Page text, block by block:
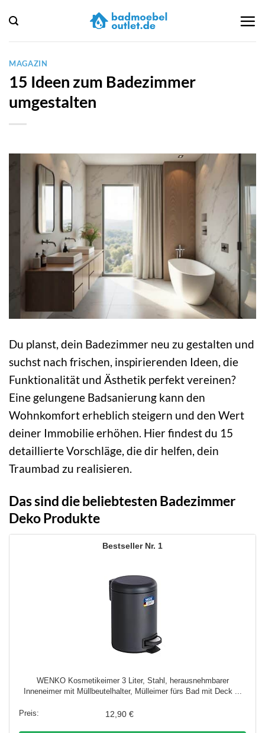
Inhalt
springen
MAGAZIN
15 Ideen zum Badezimmer
umgestalten
Du planst, dein Badezimmer neu zu gestalten und
suchst nach frischen, inspirierenden Ideen, die
Funktionalität und Ästhetik perfekt vereinen?
Eine gelungene Badsanierung kann den
Wohnkomfort erheblich steigern und den Wert
deiner Immobilie erhöhen. Hier findest du 15
detaillierte Vorschläge, die dir helfen, dein
Traumbad zu realisieren.
Das sind die beliebtesten Badezimmer
Deko Produkte
1
WENKO Kosmetikeimer 3 Liter, Stahl, herausnehmbarer
Inneneimer mit Müllbeutelhalter, Mülleimer fürs Bad mit Deck ...
12,90 €